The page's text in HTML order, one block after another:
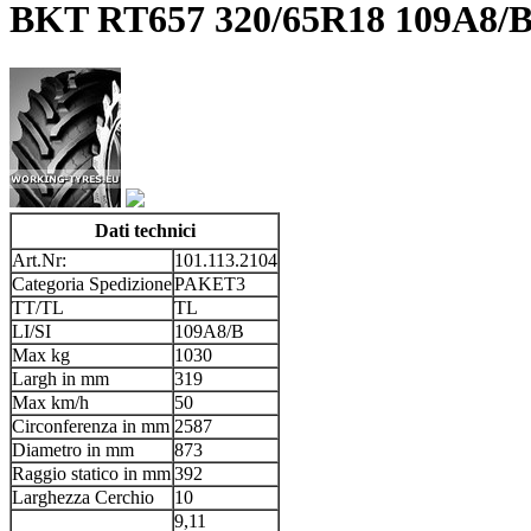
BKT RT657 320/65R18 109A8/
Dati technici
Art.Nr:
101.113.2104
Categoria SpedizionePAKET3
TT/TL
TL
LI/SI
109A8/B
Max kg
1030
Largh in mm
319
Max km/h
50
Circonferenza in mm 2587
Diametro in mm
873
Raggio statico in mm392
Larghezza Cerchio
10
9,11